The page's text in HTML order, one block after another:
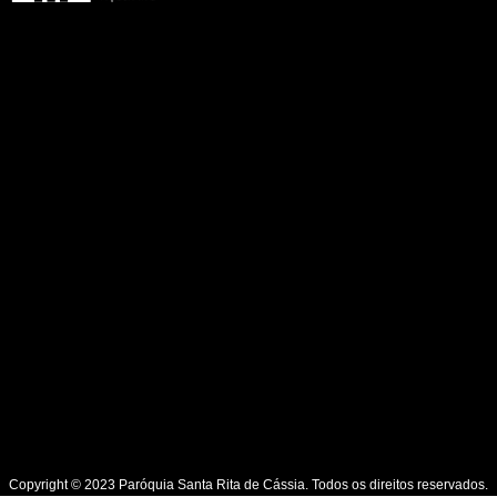
Copyright © 2023 Paróquia Santa Rita de Cássia. Todos os direitos reservados.